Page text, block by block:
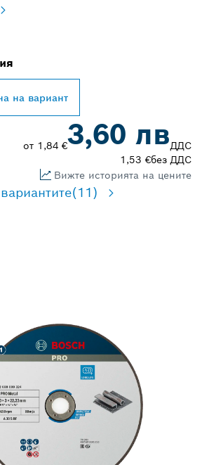
на вариант
от 1,84 €3,60 лвДДС
1,53 €без ДДС
Вижте историята на цените
(11)